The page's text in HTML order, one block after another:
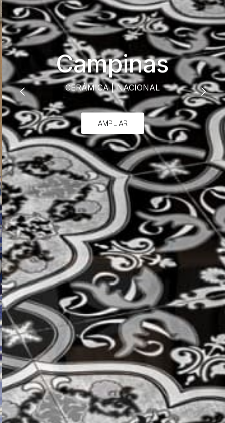
Campinas
CERÁMICA|NACIONAL
AMPLIAR